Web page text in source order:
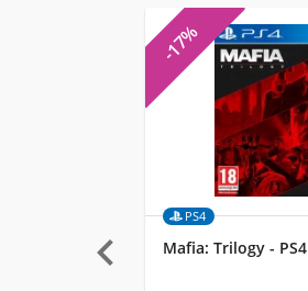
-17%
PS4
Mafia: Trilogy - PS4
